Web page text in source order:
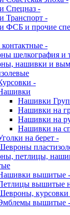
Спецназ -
Транспорт -
ФСБ и прочие
-
шелкография и
нашивки и
-
Нашивки
Нашивки на
Нашивки на
Нашивки на
на берет -
петлицы,
вышитые -
вышитые
вышитые -